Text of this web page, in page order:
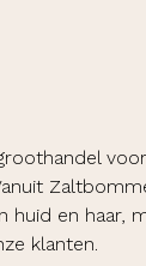
huid en haar,
klanten.